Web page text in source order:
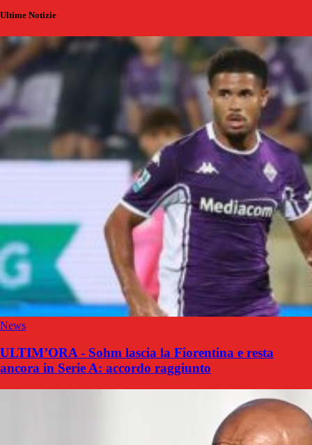
Ultime Notizie
News
ULTIM’ORA - Sohm lascia la Fiorentina e resta
ancora in Serie A: accordo raggiunto